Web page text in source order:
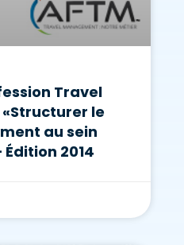
Travel
«Structurer le
au sein
Édition 2014